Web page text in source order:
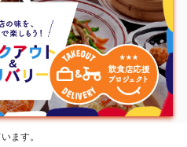
ます。